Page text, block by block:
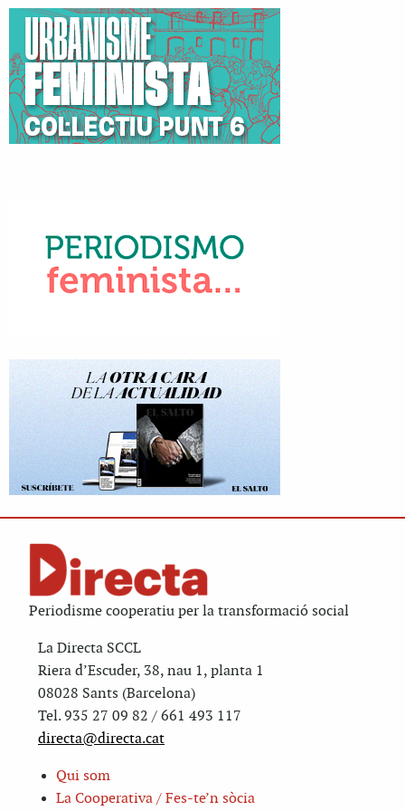
Periodisme cooperatiu per la transformació social
La Directa SCCL
Riera d’Escuder, 38, nau 1, planta 1
08028 Sants (Barcelona)
Tel. 935 27 09 82 / 661 493 117
directa@directa.cat
Qui som
La Cooperativa / Fes-te’n sòcia